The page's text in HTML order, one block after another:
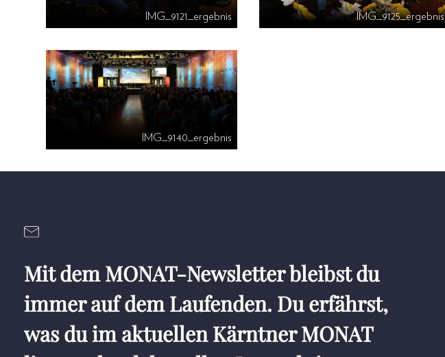
IMG_9121_ergebnis IMG_9125_ergebnis
IMG_9140_ergebnis
Mit dem MONAT-Newsletter bleibst du
immer auf dem Laufenden. Du erfährst,
was du im aktuellen Kärntner MONAT